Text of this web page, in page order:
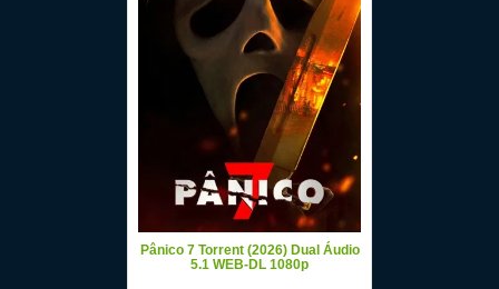
Pânico 7 Torrent (2026) Dual Áudio
5.1 WEB-DL 1080p